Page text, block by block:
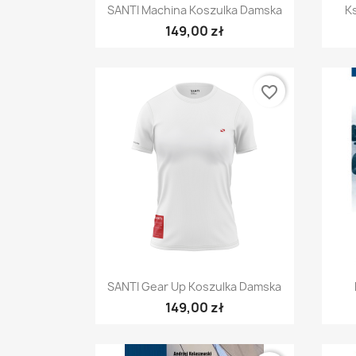
Szybki podgląd
SANTI Machina Koszulka Damska
149,00 zł
Szybki podgląd
SANTI Gear Up Koszulka Damska
149,00 zł
favorite_border